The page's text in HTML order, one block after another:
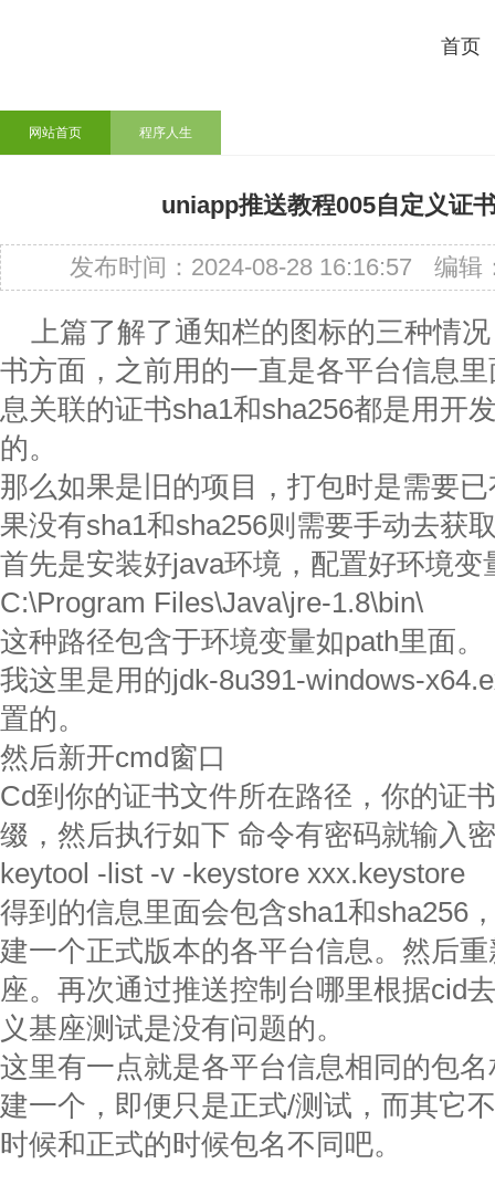
首页
网站首页 程序人生
uniapp推送教程005自定义证
发布时间：2024-08-28 16:16:57 编辑
上篇了解了通知栏的图标的三种情
书方面，之前用的一直是各平台信息
息关联的证书sha1和sha256都是用开
的。
那么如果是旧的项目，打包时是需要
果没有sha1和sha256则需要手动去获
首先是安装好java环境，配置好环境变
C:\Program Files\Java\jre-1.8\bin\
这种路径包含于环境变量如path里面。
我这里是用的jdk-8u391-windows-
置的。
然后新开cmd窗口
Cd到你的证书文件所在路径，你的证
缀，然后执行如下 命令有密码就输入
keytool -list -v -keystore xxx.keystore
得到的信息里面会包含sha1和sha256
建一个正式版本的各平台信息。然后
座。再次通过推送控制台哪里根据cid
义基座测试是没有问题的。
这里有一点就是各平台信息相同的包
建一个，即便只是正式/测试，而其它
时候和正式的时候包名不同吧。